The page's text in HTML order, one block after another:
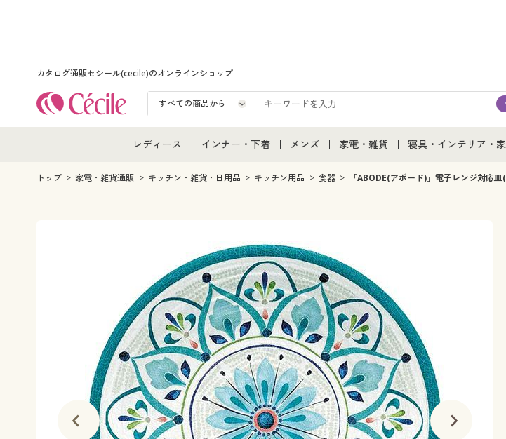
カタログ通販セシール(cecile)のオンラインショップ
レディース
レディース通販すべて
インナー・下着
インナー・下着通販すべて
メンズ下着
ジュニア・ティーンズ下着
メンズ
メンズ通販すべて
メンズ下着
家電・雑貨
家電・雑貨すべて
寝具・インテリア・
寝具・インテリア・家
カーテン・ラグ・フ
トップ 家電・雑貨通販 キッチン・雑貨・日用品 キッチン用品 食器 「ABODE(アボード)」電子レンジ対応